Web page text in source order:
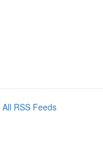
All RSS Feeds